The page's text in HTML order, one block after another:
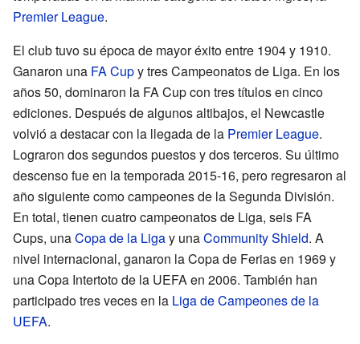
Premier League.
El club tuvo su época de mayor éxito entre 1904 y 1910.
Ganaron una FA Cupy tres Campeonatos de Liga. En los
años 50, dominaron la FA Cup con tres títulos en cinco
ediciones. Después de algunos altibajos, el Newcastle
volvió a destacar con la llegada de la Premier League.
Lograron dos segundos puestos y dos terceros. Su último
descenso fue en la temporada 2015-16, pero regresaron al
año siguiente como campeones de la Segunda División.
En total, tienen cuatro campeonatos de Liga, seis FA
Cups, unaCopa de la Ligay unaCommunity Shield. A
nivel internacional, ganaron la Copa de Ferias en 1969 y
una Copa Intertoto de la UEFA en 2006. También han
participado tres veces en la Liga de Campeones de la
UEFA.